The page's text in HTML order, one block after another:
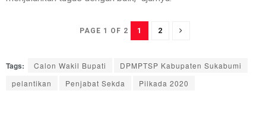
PAGE 1 OF 2 1 2
Tags: Calon Wakil Bupati
DPMPTSP Kabupaten Sukabumi
pelantikan
Penjabat Sekda Pilkada 2020